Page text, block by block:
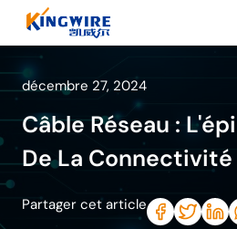
Aller
contenu
décembre 27, 2024
Câble Réseau :
De La
Partager cet article